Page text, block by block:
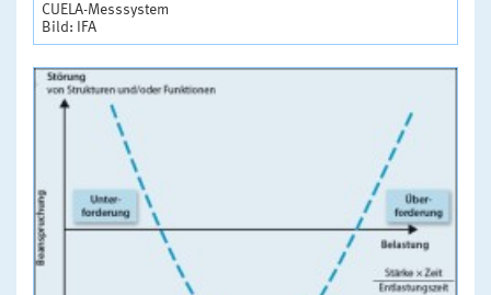
CUELA-Messsystem
Bild: IFA